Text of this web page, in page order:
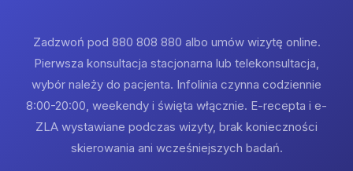
Zadzwoń pod 880 808 880 albo umów wizytę online.
Pierwsza konsultacja stacjonarna lub telekonsultacja,
wybór należy do pacjenta. Infolinia czynna codziennie
8:00-20:00, weekendy i święta włącznie. E-recepta i e-
ZLA wystawiane podczas wizyty, brak konieczności
skierowania ani wcześniejszych badań.